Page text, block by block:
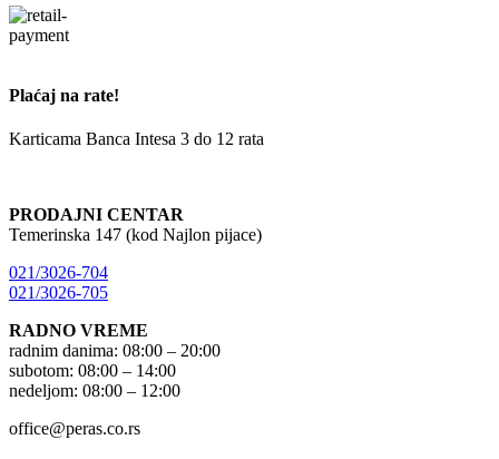
Plaćaj na rate!
Karticama Banca Intesa 3 do 12 rata
PRODAJNI CENTAR
Temerinska 147 (kod Najlon pijace)
021/3026-704
021/3026-705
RADNO VREME
radnim danima: 08:00 – 20:00
subotom: 08:00 – 14:00
nedeljom: 08:00 – 12:00
office@peras.co.rs